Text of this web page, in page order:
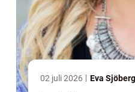
02 juli 2026 Eva Sjöberg